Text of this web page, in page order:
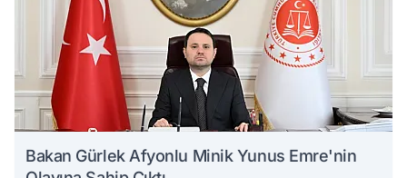
Bakan Gürlek Afyonlu Minik Yunus Emre'nin